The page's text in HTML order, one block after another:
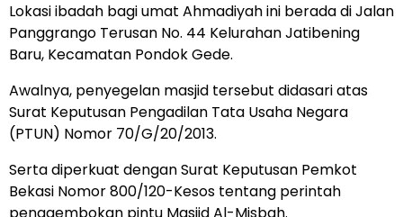
Lokasi ibadah bagi umat Ahmadiyah ini berada di Jalan
Panggrango Terusan No. 44 Kelurahan Jatibening
Baru, Kecamatan Pondok Gede.
Awalnya, penyegelan masjid tersebut didasari atas
Surat Keputusan Pengadilan Tata Usaha Negara
(PTUN) Nomor 70/G/20/2013.
Serta diperkuat dengan Surat Keputusan Pemkot
Bekasi Nomor 800/120-Kesos tentang perintah